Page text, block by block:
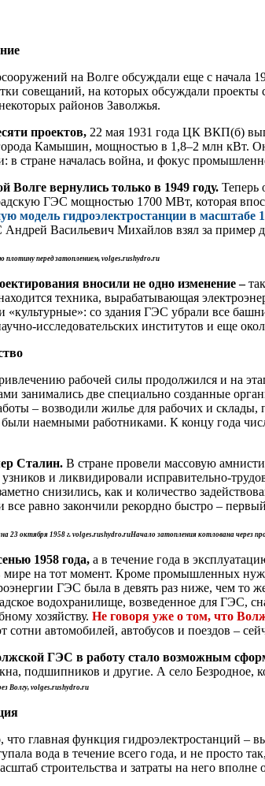
на Волге обсуждали еще с начала
совещаний, на которых обсуждали
районов Заволжья.
проектов, 22 мая 1931 года ЦК ВКП(б)
Камышин, мощностью в 1,8–2 млн кВт.
в стране началась война, и фокус
Волге вернулись только в 1949 году. Теперь
ГЭС мощностью 1700 МВт, которая
модель гидроэлектростанции в
Васильевич Михайлов взял за пример
плотину перед затоплением, volges.rushydro.ru
вносили не одно изменение –
техника, вырабатывающая
«культурные»: со здания ГЭС убрали все
исследовательских институтов и еще
рабочей силы продолжился и на
занимались две специально созданные
– возводили жилье для рабочих и
наемными работниками. К концу года
Сталин. В стране провели массовую
узников и ликвидировали исправительно-
снизились, как и количество
все равно закончили рекордно быстро –
23 октября 1958 г. volges.rushydro.ruНачало затопления котлована через
1958 года, а в течение года в
на тот момент. Кроме промышленных
ГЭС была в девять раз ниже, чем то
водохранилище, возведенное для ГЭС,
хозяйству. Не говоря уже о том, что
сотни автомобилей, автобусов и поездов –
ГЭС в работу стало возможным
подшипников и другие. А село Безродное,
Волгу, volges.rushydro.ru
что главная функция гидроэлектростанций
вода в течение всего года, и не просто
строительства и затраты на него вполне